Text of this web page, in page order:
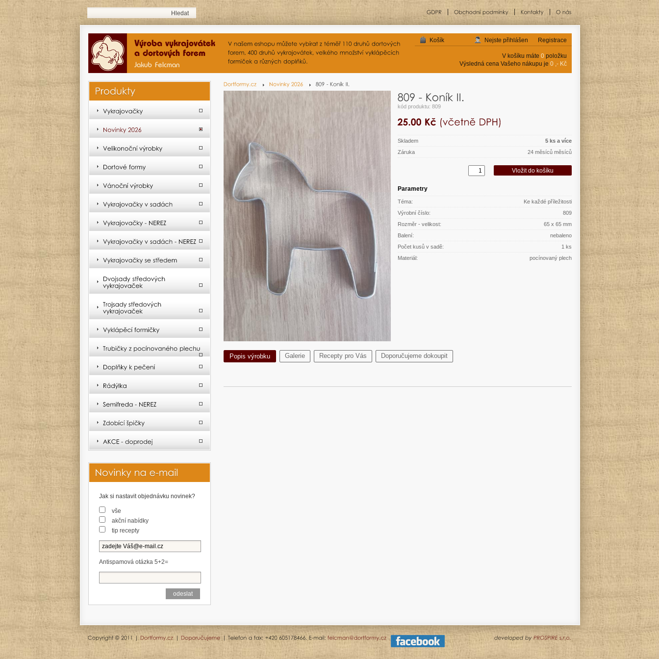
Registrace
Nejste přihlášen
Košík
V košíku máte 0 položku
Výsledná cena Vašeho nákupu je 0 ,- Kč
kód produktu: 809
Skladem
5 ks a více
Záruka
24 měsíců měsíců
Parametry
Téma:
Ke každé příležitosti
Výrobní číslo:
809
Rozměr - velikost:
65 x 65 mm
Balení:
nebaleno
Počet kusů v sadě:
1 ks
Materiál:
pocínovaný plech
Popis výrobku Galerie Recepty pro Vás Doporučujeme dokoupit
Jak si nastavit objednávku novinek?
vše
akční nabídky
tip recepty
Antispamová otázka 5+2=